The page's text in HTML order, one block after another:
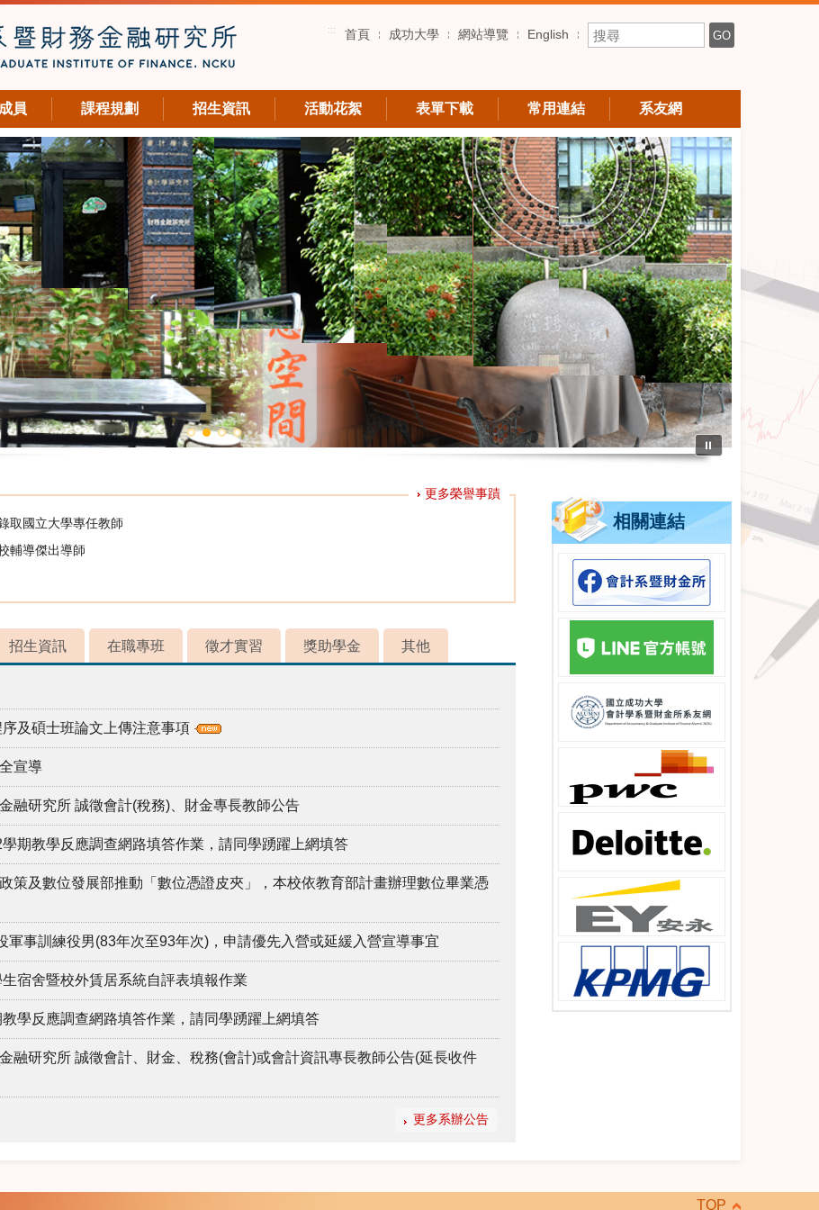
::: 首頁 成功大學 網站導覽 English 搜尋關鍵字 GO
員 課程規劃 招生資訊 活動花絮 表單下載 常用連結 系友網
⏸
更多榮譽事蹟
取國立大學專任教師
輔導傑出導師
招生資訊 在職專班 徵才實習 獎助學金 其他
及碩士班論文上傳注意事項
宣導
融研究所 誠徵會計(稅務)、財金專長教師公告
學期教學反應調查網路填答作業，請同學踴躍上網填答
策及數位發展部推動「數位憑證皮夾」，本校依教育部計畫辦理數位畢業憑
軍事訓練役男(83年次至93年次)，申請優先入營或延緩入營宣導事宜
宿舍暨校外賃居系統自評表填報作業
教學反應調查網路填答作業，請同學踴躍上網填答
融研究所 誠徵會計、財金、稅務(會計)或會計資訊專長教師公告(延長收件
更多系辦公告
相關連結
TOP